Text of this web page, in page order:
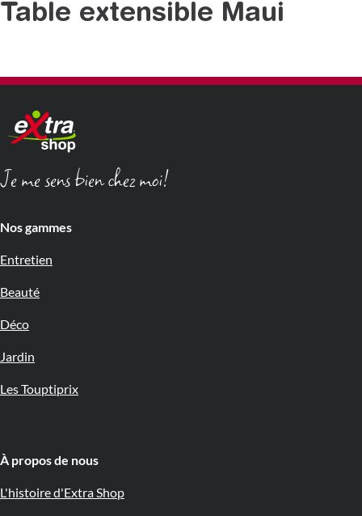
Table extensible Maui
Je me sens bien chez moi!
Nos gammes
Entretien
Beauté
Déco
Jardin
Les Touptiprix
À propos de nous 🇧🇪
L'histoire d'Extra Shop